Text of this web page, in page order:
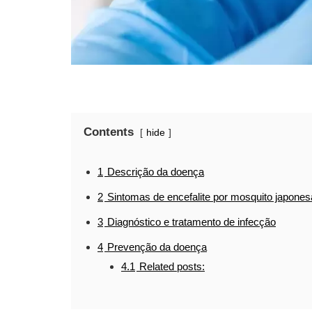
Contents hide
1 Descrição da doença
2 Sintomas de encefalite por mosquito
3 Diagnóstico e tratamento de infecção
4 Prevenção da doença
4.1 Related posts: